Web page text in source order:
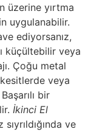
üzerine yırtma
uygulanabilir.
ediyorsanız,
küçültebilir veya
Çoğu metal
veya
bir
İkinci El
sıyrıldığında ve